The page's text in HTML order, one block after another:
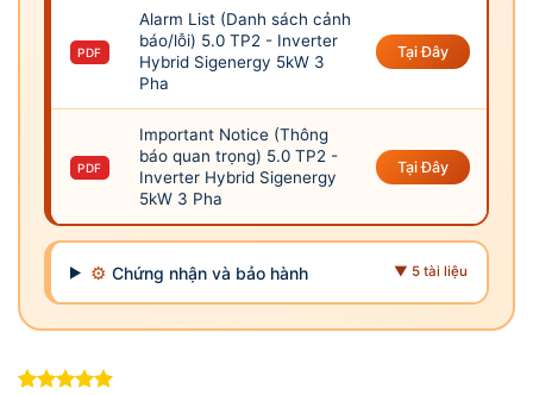
PDF
Alarm List (Danh sách cảnh
báo/lỗi) 5.0 TP2 - Inverter
Hybrid Sigenergy 5kW 3
Pha
Tại Đây
PDF
Important Notice (Thông
báo quan trọng) 5.0 TP2 -
Inverter Hybrid Sigenergy
5kW 3 Pha
Tại Đây
⚙ Chứng nhận và bảo hành ▼ 5 tài liệu